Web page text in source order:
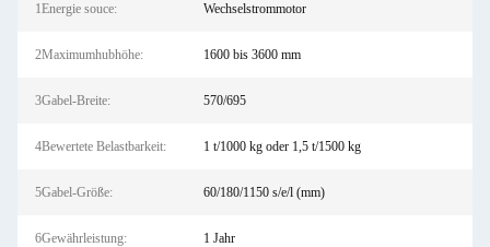
1Energie souce: Wechselstrommotor
2Maximumhubhöhe: 1600 bis 3600 mm
3Gabel-Breite: 570/695
4Bewertete Belastbarkeit: 1 t/1000 kg oder 1,5 t/1500 kg
5Gabel-Größe: 60/180/1150 s/e/l (mm)
6Gewährleistung: 1 Jahr